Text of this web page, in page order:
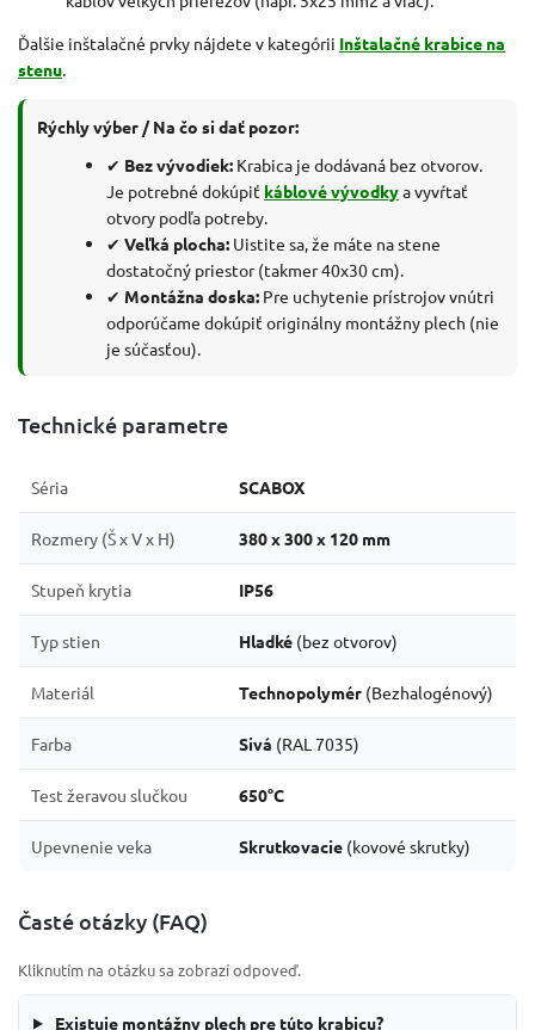
Ďalšie inštalačné prvky nájdete v kategórii Inštalačné krabice na
stenu
Rýchly výber / Na čo si dať pozor:
✔ Bez vývodiek: Krabica je dodávaná bez otvorov.
Je potrebné dokúpiť káblové vývodkya vyvŕtať
otvory podľa potreby.
✔ Veľká plocha: Uistite sa, že máte na stene
dostatočný priestor (takmer 40x30 cm).
✔ Montážna doska: Pre uchytenie prístrojov vnútri
odporúčame dokúpiť originálny montážny plech (nie
je súčasťou).
Technické parametre
Séria SCABOX
Rozmery (Š x V x H) 380 x 300 x 120 mm
Stupeň krytia IP56
Typ stien Hladké (bez otvorov)
Materiál Technopolymér (Bezhalogénový)
Farba Sivá (RAL 7035)
Test žeravou slučkou 650°C
Upevnenie veka Skrutkovacie (kovové skrutky)
Časté otázky (FAQ)
Kliknutím na otázku sa zobrazí odpoveď.
Existuje montážny plech pre túto krabicu?